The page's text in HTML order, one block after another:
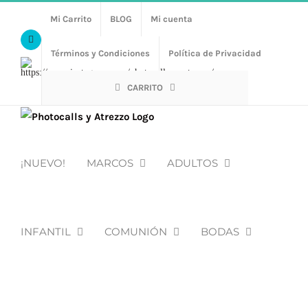
contenidoFacebook
Https://www.instagram.com/photocalls_y_atrezzo/
Mi Carrito BLOG Mi cuenta
Términos y Condiciones Política de Privacidad
CARRITO
¡NUEVO! MARCOS ADULTOS
INFANTIL COMUNIÓN BODAS